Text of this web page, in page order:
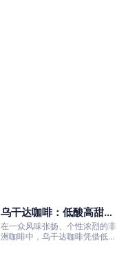
乌干达咖啡：低酸高甜！
被严重低估的日常治愈口
粮豆
在一众风味张扬、个性浓烈的非
洲咖啡中，乌干达咖啡凭借低酸